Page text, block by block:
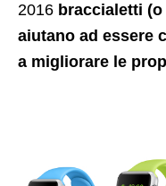
2016 braccialetti
aiutano ad essere
a migliorare le